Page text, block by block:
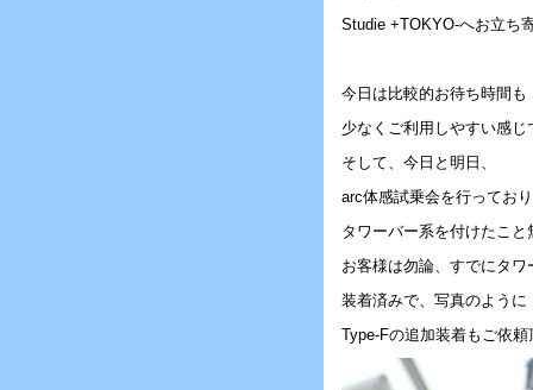
Studie +TOKYO-へお立ち
今日は比較的お待ち時間も
少なくご利用しやすい感じ
そして、今日と明日、
arc体感試乗会を行ってお
タワーバー系を付けたこと
お客様は勿論、すでにタワ
装着済みで、写真のように
Type-Fの追加装着もご依